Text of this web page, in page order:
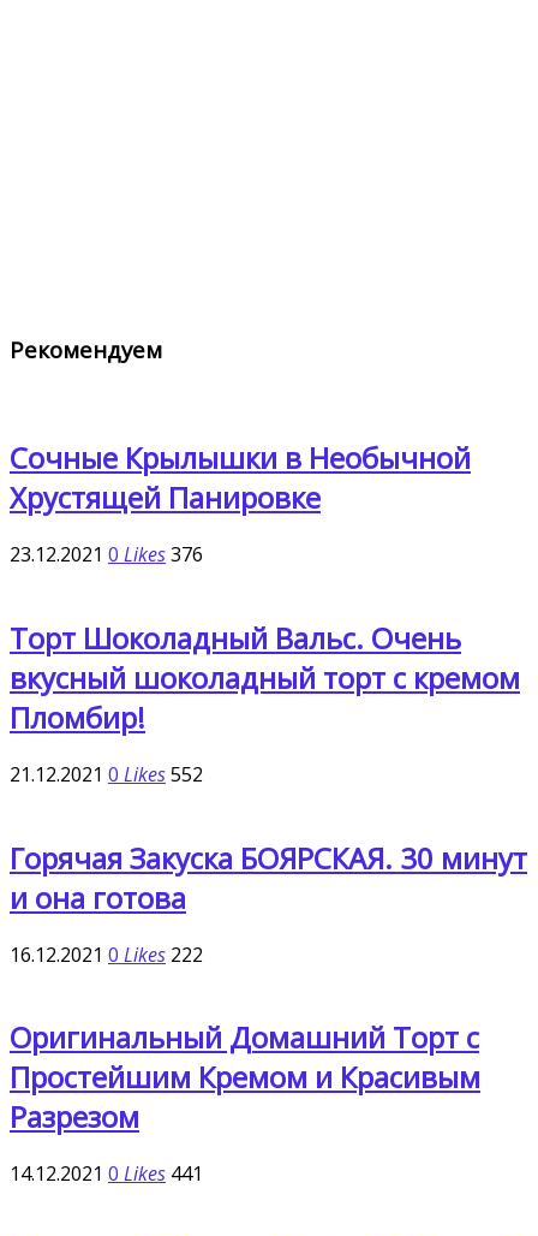
Рекомендуем
Сочные Крылышки в Необычной
Хрустящей Панировке
23.12.2021 0 Likes376
Торт Шоколадный Вальс. Очень
вкусный шоколадный торт с кремом
Пломбир!
21.12.2021 0 Likes552
Горячая Закуска БОЯРСКАЯ. 30 минут
и она готова
16.12.2021 0 Likes 222
Оригинальный Домашний Торт с
Простейшим Кремом и Красивым
Разрезом
14.12.2021 0 Likes 441